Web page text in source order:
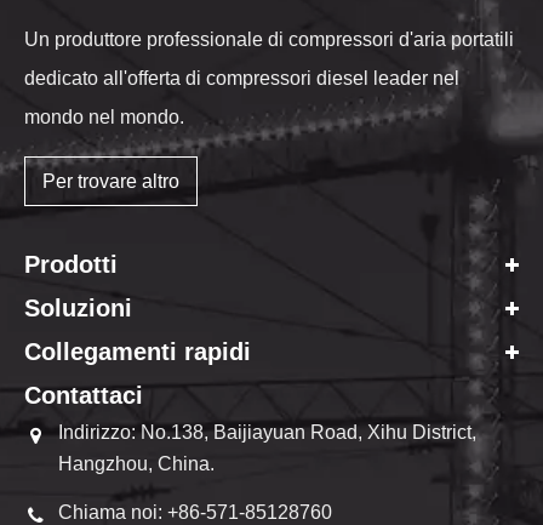
Un produttore professionale di compressori d'aria portatili
dedicato all'offerta di compressori diesel leader nel
mondo nel mondo.
Per trovare altro
Prodotti
Soluzioni
Collegamenti rapidi
Contattaci
Indirizzo: No.138, Baijiayuan Road, Xihu District,
Hangzhou, China.
Chiama noi: +86-571-85128760